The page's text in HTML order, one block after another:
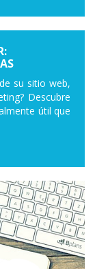
su sitio web,
Descubre
útil que